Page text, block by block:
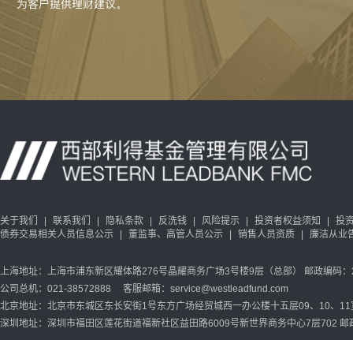
关于我们 联系我们 隐私条款 反洗钱 风险提示 投资者权益须知
投
债券交易相关人员信息公示
董监事、高管人员公示 销售人员资质 廉洁从业
上海地址：上海市浦东新区耀体路276号晶耀商务广场3号楼9层（总部） 邮政编码
公司总机：021-38572888 客服邮箱：service@westleadfund.com
北京地址：北京市东城区东长安街1号东方广场经贸城西一办公楼十五层09、10、
深圳地址：深圳市福田区莲花街道福新社区益田路6009号新世界商务中心7层702